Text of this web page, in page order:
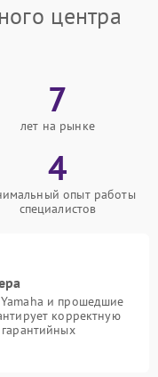
центра
7
лет на рынке
4
опыт работы
специалистов
и прошедшие
корректную